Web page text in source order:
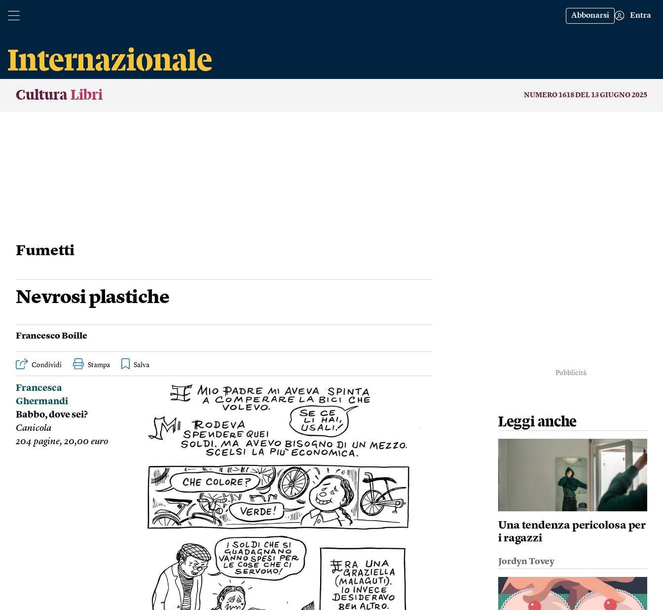
Abbonarsi Entra
Cultura Libri NUMERO 1618 DEL 13 GIUGNO 2025
Fumetti
Nevrosi plastiche
Francesco Boille
Condividi Stampa
Francesca
Ghermandi
Babbo, dove sei?
Canicola
204 pagine, 20,00 euro
Pubblicità
Leggi anche
Una tendenza pericolosa per
i ragazzi
Jordyn Tovey